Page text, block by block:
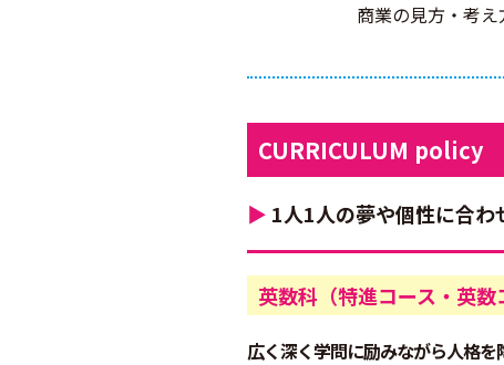
商業の見方・考
CURRICULUM policy
▶ 1人1人の夢や個性に合わ
英数科（特進コース・英数
広く深く学問に励みながら人格を